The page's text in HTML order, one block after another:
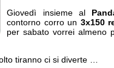
Giovedì insieme al
contorno corro un 3x150
per sabato vorrei almeno
tiranno ci si diverte …